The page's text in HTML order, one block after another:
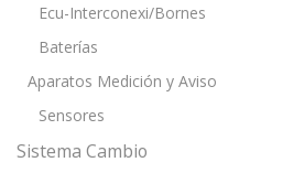
Ecu-Interconexi/Bornes
Baterías
Aparatos Medición y Aviso
Sensores
Sistema Cambio